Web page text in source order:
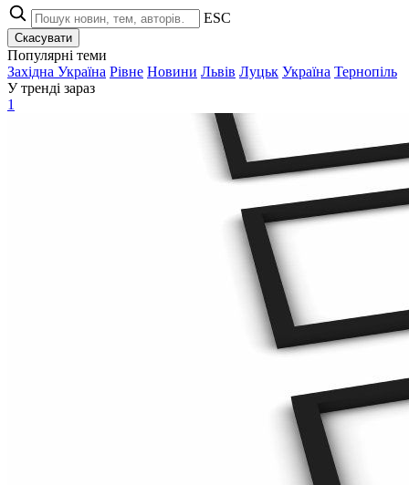
ESC
Скасувати
Популярні теми
Західна Україна Рівне Новини Львів Луцьк Україна Тернопіль
У тренді зараз
1